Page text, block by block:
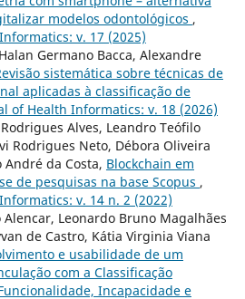
modelos odontológicos ,
v. 17 (2025)
Germano Bacca, Alexandre
sistemática sobre técnicas de
aplicadas à classificação de
of Health Informatics: v. 18 (2026)
Alves, Leandro Teófilo
Rodrigues Neto, Débora Oliveira
da Costa, Blockchain em
de pesquisas na base Scopus ,
v. 14 n. 2 (2022)
Alencar, Leonardo Bruno Magalhães
de Castro, Kátia Virginia Viana
e usabilidade de um
com a Classificação
Incapacidade e